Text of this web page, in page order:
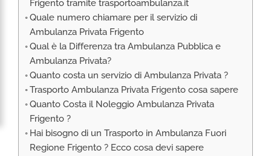
RIMPATRIO SANITARIO ITALIA
AMBULANZA SET CINEMATOGRAFICI
VOLO SANITARIO
TRASPORTO SANITARIO: VOLI DI LINEA,
ELIAMBULANZA ED AMBULANZA
TRASPORTO ECMO O CIRCOLAZIONE
EXTRACORPOREA
TRASPORTO PER NEONATI E PEDIATRICO
Frigento tramite trasportoambulanza.it
Quale numero chiamare per il servizio di
Ambulanza Privata Frigento
Qual è la Differenza tra Ambulanza Pubblica e
Ambulanza Privata?
Quanto costa un servizio di Ambulanza Privata ?
Trasporto Ambulanza Privata Frigento cosa sapere
Quanto Costa il Noleggio Ambulanza Privata
Frigento ?
Hai bisogno di un Trasporto in Ambulanza Fuori
Regione Frigento ? Ecco cosa devi sapere